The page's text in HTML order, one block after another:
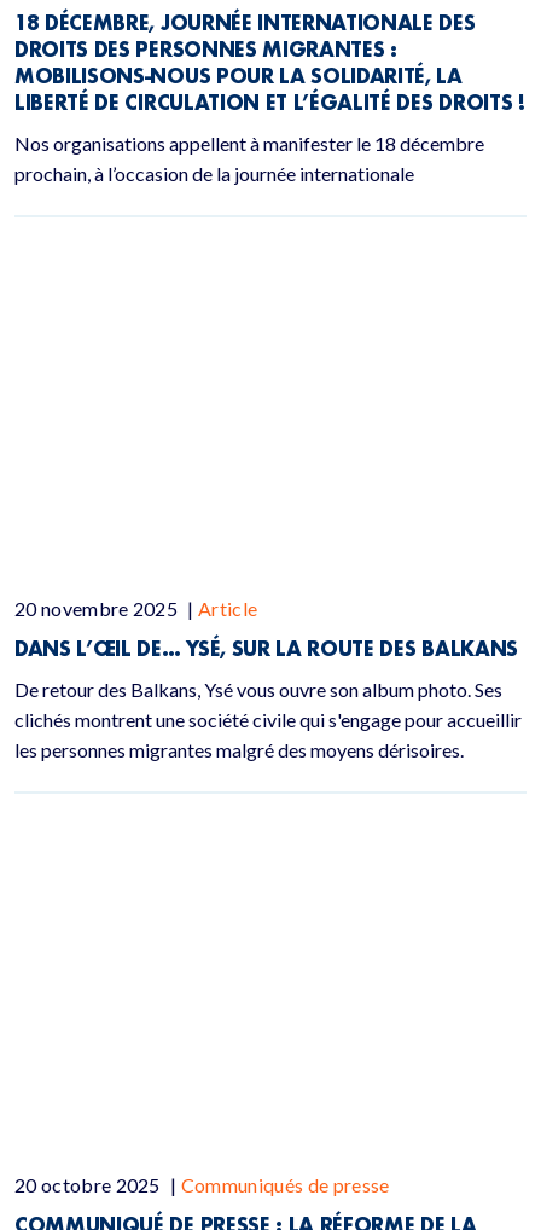
18 DÉCEMBRE, JOURNÉE INTERNATIONALE DES
DROITS DES PERSONNES MIGRANTES :
MOBILISONS-NOUS POUR LA SOLIDARITÉ, LA
LIBERTÉ DE CIRCULATION ET L’ÉGALITÉ DES DROITS !
Nos organisations appellent à manifester le 18 décembre
prochain, à l’occasion de la journée internationale
20 novembre 2025 | Article
DANS L’ŒIL DE… YSÉ, SUR LA ROUTE DES BALKANS
De retour des Balkans, Ysé vous ouvre son album photo. Ses
clichés montrent une société civile qui s'engage pour accueillir
les personnes migrantes malgré des moyens dérisoires.
20 octobre 2025 | Communiqués de presse
COMMUNIQUÉ DE PRESSE : LA RÉFORME DE LA